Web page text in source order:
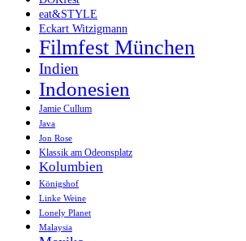
eat&STYLE
Eckart Witzigmann
Filmfest München
Indien
Indonesien
Jamie Cullum
Java
Jon Rose
Klassik am Odeonsplatz
Kolumbien
Königshof
Linke Weine
Lonely Planet
Malaysia